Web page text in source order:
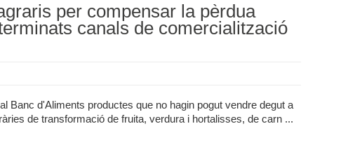
per compensar la pèrdua
canals de comercialització
Banc d'Aliments productes que no hagin pogut vendre degut a
de transformació de fruita, verdura i hortalisses, de carn ...